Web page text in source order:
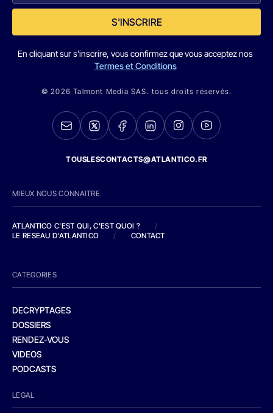
S'INSCRIRE
En cliquant sur s'inscrire, vous confirmez que vous acceptez nos
Termes et Conditions
© 2026 Talmont Media SAS. tous droits réservés.
TOUSLESCONTACTS@ATLANTICO.FR
MIEUX NOUS CONNAITRE
ATLANTICO C'EST QUI, C'EST QUOI ?
/
LE RESEAU D'ATLANTICO
/ CONTACT
CATEGORIES
DECRYPTAGES
DOSSIERS
RENDEZ-VOUS
VIDEOS
PODCASTS
LEGAL